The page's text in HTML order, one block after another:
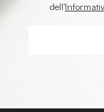
dell'